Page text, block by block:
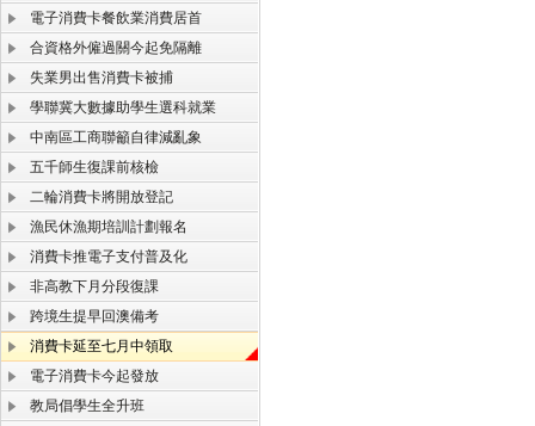
電子消費卡餐飲業消費居首
合資格外僱過關今起免隔離
失業男出售消費卡被捕
學聯冀大數據助學生選科就業
中南區工商聯籲自律減亂象
五千師生復課前核檢
二輪消費卡將開放登記
漁民休漁期培訓計劃報名
消費卡推電子支付普及化
非高教下月分段復課
跨境生提早回澳備考
消費卡延至七月中領取
電子消費卡今起發放
教局倡學生全升班